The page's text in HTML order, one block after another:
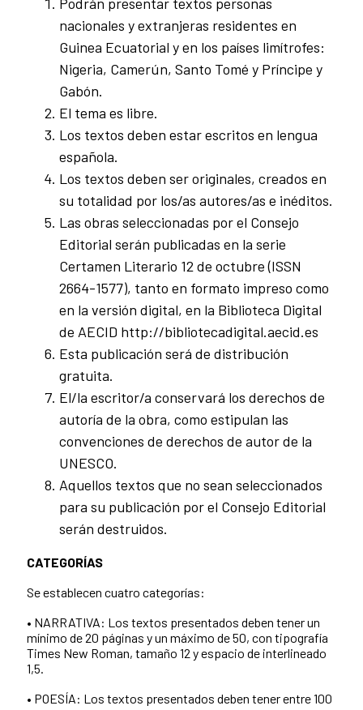
nacionales y extranjeras residentes en
Guinea Ecuatorial y en los países limítrofes:
Nigeria, Camerún, Santo Tomé y Príncipe y
Gabón.
El tema es libre.
Los textos deben estar escritos en lengua
española.
Los textos deben ser originales, creados en
su totalidad por los/as autores/as e inéditos.
Las obras seleccionadas por el Consejo
Editorial serán publicadas en la serie
Certamen Literario 12 de octubre (ISSN
2664-1577), tanto en formato impreso como
en la versión digital, en la Biblioteca Digital
de AECID http://bibliotecadigital.aecid.es
Esta publicación será de distribución
gratuita.
El/la escritor/a conservará los derechos de
autoría de la obra, como estipulan las
convenciones de derechos de autor de la
UNESCO.
Aquellos textos que no sean seleccionados
para su publicación por el Consejo Editorial
serán destruidos.
CATEGORÍAS
Se establecen cuatro categorías:
• NARRATIVA: Los textos presentados deben tener un
mínimo de 20 páginas y un máximo de 50, con tipografía
Times New Roman, tamaño 12 y espacio de interlineado
1,5.
• POESÍA: Los textos presentados deben tener entre 100